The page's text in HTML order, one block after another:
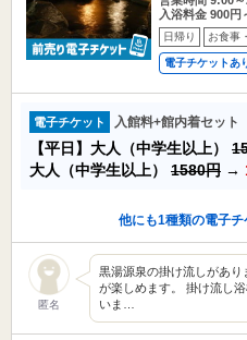
入浴料金 900円
日帰り お食事
電子チケットあ
電子チケット 入館料+館内着セット
【平日】大人（中学生以上）
大人（中学生以上） 1580円 →
他にも1種類の電子
匿名
黒湯源泉の掛け流しがあ
が楽しめます。 掛け流し
いま…